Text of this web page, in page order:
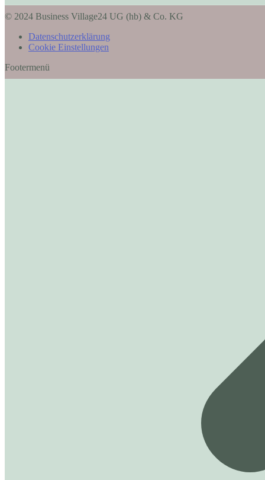
© 2024 Business Village24 UG (hb) & Co. KG
Datenschutzerklärung
Cookie Einstellungen
Footermenü